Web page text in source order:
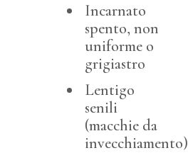
Incarnato
spento, non
uniforme o
grigiastro
Lentigo
senili
(macchie da
invecchiamento)